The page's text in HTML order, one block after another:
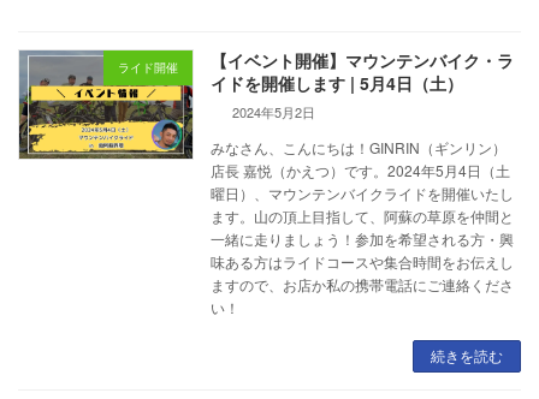
ライド開催
【イベント開催】マウンテンバイク・ラ
イドを開催します | 5月4日（土）
2024年5月2日
みなさん、こんにちは！GINRIN（ギンリン）
店長 嘉悦（かえつ）です。2024年5月4日（土
曜日）、マウンテンバイクライドを開催いたし
ます。山の頂上目指して、阿蘇の草原を仲間と
一緒に走りましょう！参加を希望される方・興
味ある方はライドコースや集合時間をお伝えし
ますので、お店か私の携帯電話にご連絡くださ
い！
続きを読む